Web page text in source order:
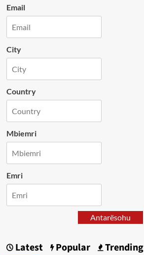
Email
City
Country
Mbiemri
Emri
Antarësohu
Latest Popular Trending